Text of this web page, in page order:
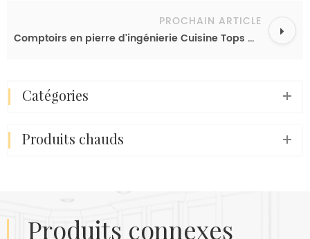
PROCHAIN ARTICLE
Comptoirs en pierre d'ingénierie Cuisine Tops Matériaux Dalles de comptoir à quartz
catégories
produits chauds
produits connexes